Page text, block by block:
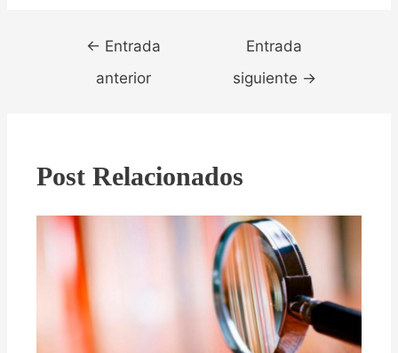
Navegación
entradas
← Entrada
anterior
Entrada
siguiente →
Post Relacionados